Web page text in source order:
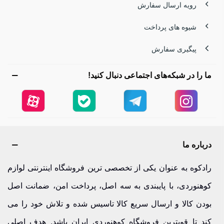
بازار آن است.
برند Humtto طیف متنوعی از محصولات فضای باز را تولید
می‌کند که برای فعالیت‌هایی مانند کوهنوردی، طبیعت‌گردی،
کمپینگ و سفر طراحی شده‌اند. در ادامه با مهم‌ترین دسته‌بندی
محصولات این برند آشنا می‌شویم.
رویه ارسال سفارش
شیوه های پرداخت
پیگیری سفارش
ما را در شبکه‌های اجتماعی دنبال کنید!
درباره ما
رادکوه به عنوان یکی از تخصصی ترین فروشگاه اینترنتی لوازم
کوهنوردی، با پایبندی به سه اصل، پرداخت امن، ضمانت اصل
بودن کالا و ارسال سریع کالا تاسیس شده و تلاش خود را می
کند تا قویترین فروشگاه کوهنوردی ایران باشد. هدف اصلی